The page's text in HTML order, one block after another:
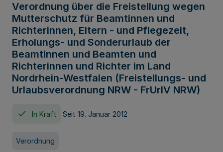
Verordnung über die Freistellung wegen
Mutterschutz für Beamtinnen und
Richterinnen, Eltern - und Pflegezeit,
Erholungs- und Sonderurlaub der
Beamtinnen und Beamten und
Richterinnen und Richter im Land
Nordrhein-Westfalen (Freistellungs- und
Urlaubsverordnung NRW - FrUrlV NRW)
In Kraft Seit 19. Januar 2012
Verordnung